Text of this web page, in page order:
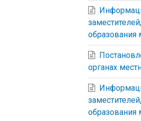
образования
органах
образования